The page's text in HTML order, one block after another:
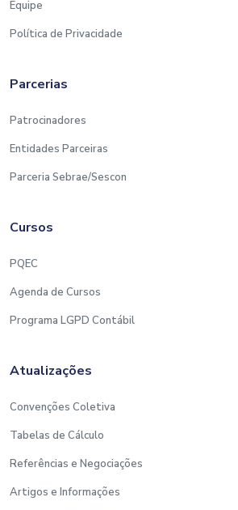
Equipe
Política de Privacidade
Parcerias
Patrocinadores
Entidades Parceiras
Parceria Sebrae/Sescon
Cursos
PQEC
Agenda de Cursos
Programa LGPD Contábil
Atualizações
Convenções Coletiva
Tabelas de Cálculo
Referências e Negociações
Artigos e Informações